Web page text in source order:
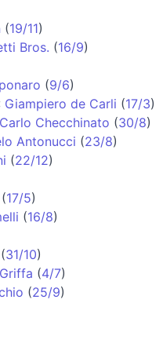
(19/11)
Bros. (16/9)
(9/6)
Giampiero de Carli (17/3)
Carlo Checchinato (30/8)
Antonucci (23/8)
(22/12)
(17/5)
(16/8)
(31/10)
(4/7)
(25/9)